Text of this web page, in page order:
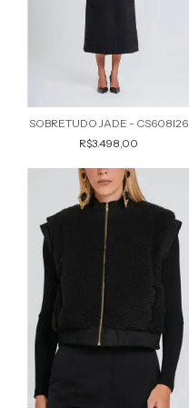
SOBRETUDO JADE - CS608I26
R$3.498,00